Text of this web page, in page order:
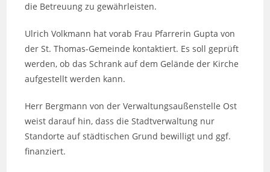
die Betreuung zu gewährleisten.
Ulrich Volkmann hat vorab Frau Pfarrerin Gupta von
der St. Thomas-Gemeinde kontaktiert. Es soll geprüft
werden, ob das Schrank auf dem Gelände der Kirche
aufgestellt werden kann.
Herr Bergmann von der Verwaltungsaußenstelle Ost
weist darauf hin, dass die Stadtverwaltung nur
Standorte auf städtischen Grund bewilligt und ggf.
finanziert.